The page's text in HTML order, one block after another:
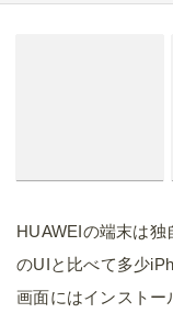
HUAWEIの端末は
のUIと比べて多少
画面にはインストー